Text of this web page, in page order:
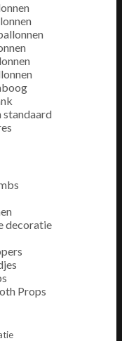
standaard
decoratie
Props